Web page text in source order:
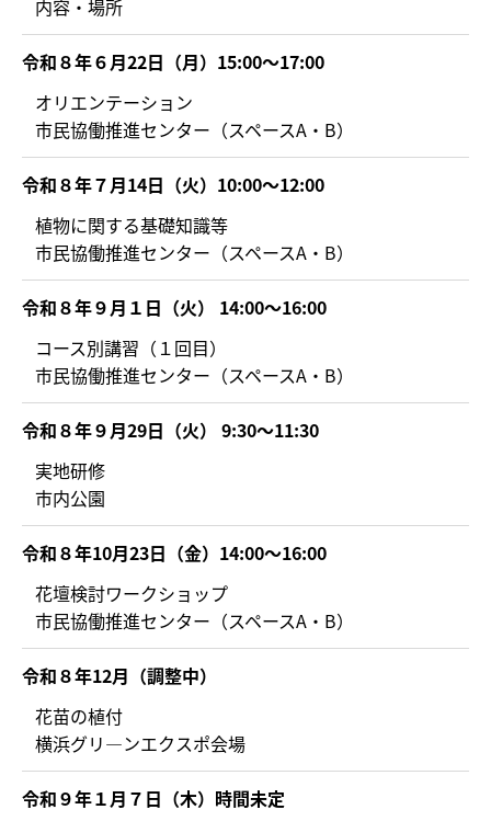
内容・場所
令和８年６月22日（月）15:00～17:00
オリエンテーション
市民協働推進センター（スペースA・B）
令和８年７月14日（火）10:00～12:00
植物に関する基礎知識等
市民協働推進センター（スペースA・B）
令和８年９月１日（火） 14:00～16:00
コース別講習（１回目）
市民協働推進センター（スペースA・B）
令和８年９月29日（火） 9:30～11:30
実地研修
市内公園
令和８年10月23日（金）14:00～16:00
花壇検討ワークショップ
市民協働推進センター（スペースA・B）
令和８年12月（調整中）
花苗の植付
横浜グリ―ンエクスポ会場
令和９年１月７日（木）時間未定